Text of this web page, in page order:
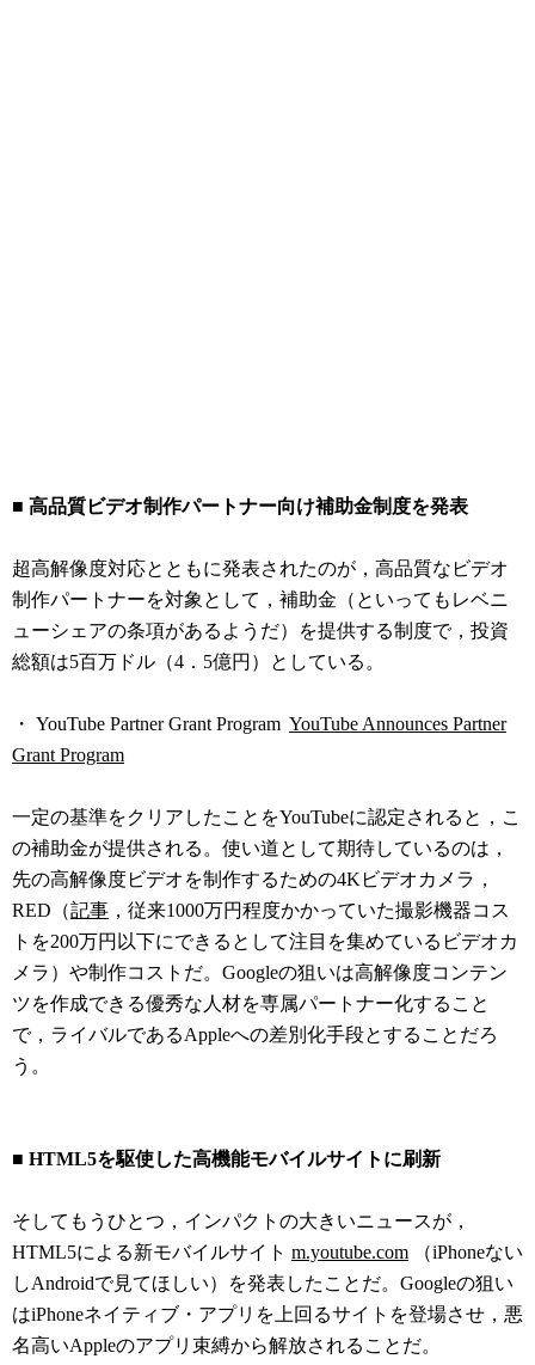
■ 高品質ビデオ制作パートナー向け補助金制度を発表
超高解像度対応とともに発表されたのが，高品質なビデオ
制作パートナーを対象として，補助金（といってもレベニ
ューシェアの条項があるようだ）を提供する制度で，投資
総額は5百万ドル（4．5億円）としている。
・ YouTube Partner Grant Program YouTube Announces Partner
Grant Program
一定の基準をクリアしたことをYouTubeに認定されると，こ
の補助金が提供される。使い道として期待しているのは，
先の高解像度ビデオを制作するための4Kビデオカメラ，
RED（記事 ，従来1000万円程度かかっていた撮影機器コス
トを200万円以下にできるとして注目を集めているビデオカ
メラ）や制作コストだ。Googleの狙いは高解像度コンテン
ツを作成できる優秀な人材を専属パートナー化すること
で，ライバルであるAppleへの差別化手段とすることだろ
う。
■ HTML5を駆使した高機能モバイルサイトに刷新
そしてもうひとつ，インパクトの大きいニュースが，
HTML5による新モバイルサイト m.youtube.com （iPhoneない
しAndroidで見てほしい）を発表したことだ。Googleの狙い
はiPhoneネイティブ・アプリを上回るサイトを登場させ，悪
名高いAppleのアプリ束縛から解放されることだ。